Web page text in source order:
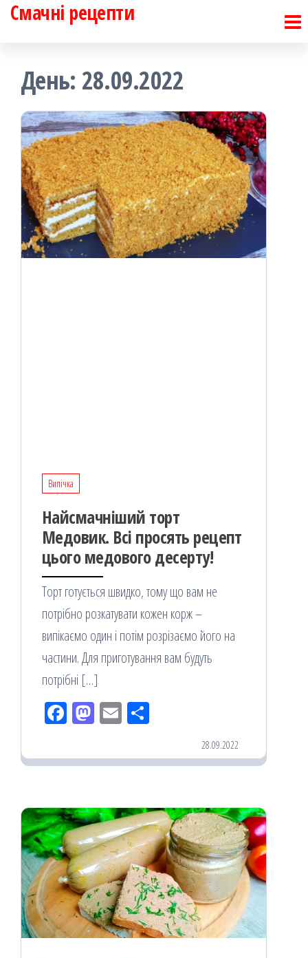
Перейти
Смачні рецепти
День: 28.09.2022
Випічка
Найсмачніший торт
Медовик. Всі просять рецепт
цього медового десерту!
Торт готується швидко, тому що вам не
потрібно розкатувати кожен корж –
випікаємо один і потім розрізаємо його на
частини. Для приготування вам будуть
потрібні […]
Fac
oo
M
od
Em
ит
я
28.09.2022